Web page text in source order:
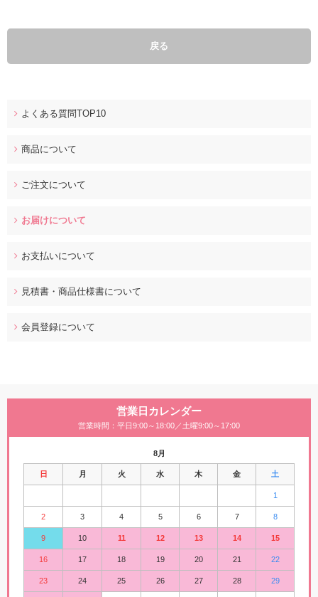
戻る
よくある質問TOP10
商品について
ご注文について
お届けについて
お支払いについて
見積書・商品仕様書について
会員登録について
営業日カレンダー
営業時間：平日9:00～18:00／土曜9:00～17:00
8月
日 月 火 水 木 金 土
1
2 3 4 5 6 7 8
9 10 11 12 13 14 15
16 17 18 19 20 21 22
23 24 25 26 27 28 29